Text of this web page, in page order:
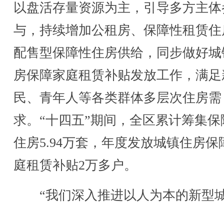
以盘活存量资源为主，引导多方主
与，持续增加公租房、保障性租赁
配售型保障性住房供给，同步做好
房保障家庭租赁补贴发放工作，满
民、青年人等各类群体多层次住房需
求。“十四五”期间，全区累计筹集保
住房5.94万套，年度发放城镇住房保
庭租赁补贴2万多户。
“我们深入推进以人为本的新型